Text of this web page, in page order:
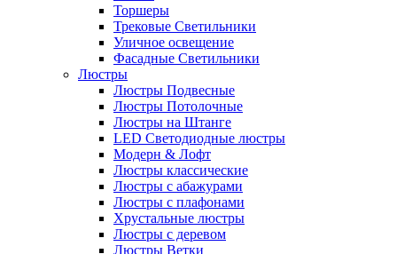
Торшеры
Трековые Светильники
Уличное освещение
Фасадные Светильники
Люстры
Люстры Подвесные
Люстры Потолочные
Люстры на Штанге
LED Светодиодные люстры
Модерн & Лофт
Люстры классические
Люстры с абажурами
Люстры с плафонами
Хрустальные люстры
Люстры с деревом
Люстры Ветки